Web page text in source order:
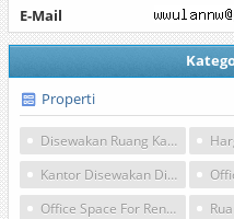
E-Mail
Properti
Disewakan Ruang Kantor Jakarta Pusat
Kantor Disewakan Di Jakarta Pusat
Office Space For Rent Jakarta Pusat